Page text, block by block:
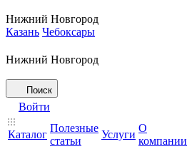
Нижний Новгород
Казань Чебоксары
Нижний Новгород
Поиск
Войти
Каталог
Полезные
статьи
Услуги
О
компании